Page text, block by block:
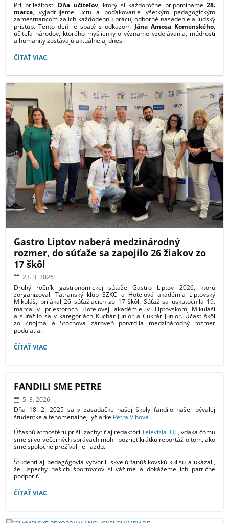
Pri príležitosti Dňa učiteľov, ktorý si každoročne pripomíname 28.
marca, vyjadrujeme úctu a poďakovanie všetkým pedagogickým
zamestnancom za ich každodennú prácu, odborné nasadenie a ľudský
prístup. Tento deň je spätý s odkazom Jána Amosa Komenského,
učiteľa národov, ktorého myšlienky o význame vzdelávania, múdrosti
a humanity zostávajú aktuálne aj dnes.
DEŇ
POCTA
TÝM,
FORMUJÚ
BUDÚCNOSŤ:
ČÍTAŤ VIAC
Gastro Liptov naberá medzinárodný
rozmer, do súťaže sa zapojilo 26 žiakov zo
17 škôl
23. 3. 2026
Druhý ročník gastronomickej súťaže Gastro Liptov 2026, ktorú
zorganizovali Tatranský klub SZKC a Hotelová akadémia Liptovský
Mikuláš, prilákal 26 súťažiacich zo 17 škôl. Súťaž sa uskutočnila 19.
marca v priestoroch Hotelovej akadémie v Liptovskom Mikuláši
a súťažilo sa v kategóriách Kuchár Junior a Cukrár Junior. Účasť škôl
zo Znojma a Stochova zároveň potvrdila medzinárodný rozmer
podujatia.
GASTRO
NABERÁ
MEDZINÁRODNÝ
ROZMER,
DO
SÚŤAŽE
SA
ZAPOJILO
ŽIAKOV
ZO
17
ŠKÔL:
ČÍTAŤ VIAC
FANDILI SME PETRE
5. 3. 2026
Dňa 18. 2. 2025 sa v zasadačke našej školy fandilo našej bývalej
študentke a fenomenálnej lyžiarke Petra Vlhova .
Úžasnú atmosféru prišli zachytiť aj redaktoriTelevízia JOJ , vďaka čomu
sme si vo večerných správach mohli pozrieť krátku reportáž o tom, ako
sme spoločne prežívali jej jazdu.
Študenti aj pedagógovia vytvorili skvelú fanúšikovskú kulisu a ukázali,
že úspechy našich športovcov si vážime a dokážeme ich patrične
podporiť.
FANDILI
PETRE:
ČÍTAŤ VIAC